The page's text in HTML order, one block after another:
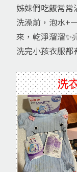
姊妹們吃飯常常
洗澡前，泡水+
來，乾淨溜溜✨
洗完小孩衣服